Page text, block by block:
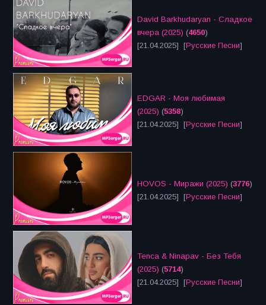
David Barkhudaryan - Сладкое
вчера (2025) (4650)
[21.04.2025] [Русские Песни]
EDGAR - Моя любимая
(2025) (5358)
[21.04.2025] [Русские Песни]
HOVOS - Миражи (2025) (3776)
[21.04.2025] [Русские Песни]
Tenca & Ninapav - Без Тебя
(2025) (5714)
[21.04.2025] [Русские Песни]